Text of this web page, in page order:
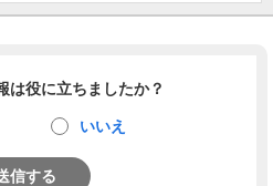
は役に立ちましたか？
いいえ
信する